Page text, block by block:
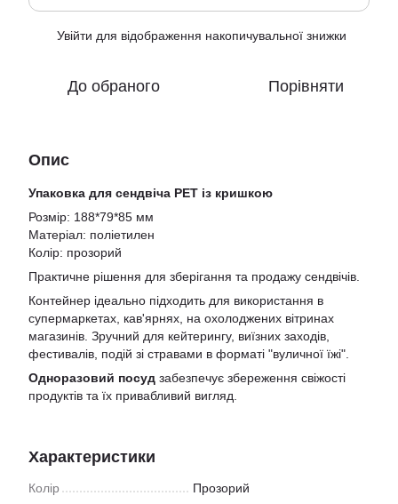
Увійти для відображення накопичувальної знижки
До обраного Порівняти
Опис
Упаковка для сендвіча PET із кришкою
Розмір: 188*79*85 мм
Матеріал: поліетилен
Колір: прозорий
Практичне рішення для зберігання та продажу сендвічів.
Контейнер ідеально підходить для використання в
супермаркетах, кав'ярнях, на охолоджених вітринах
магазинів. Зручний для кейтерингу, виїзних заходів,
фестивалів, подій зі стравами в форматі "вуличної їжі".
Одноразовий посуд забезпечує збереження свіжості
продуктів та їх привабливий вигляд.
Характеристики
Колір Прозорий